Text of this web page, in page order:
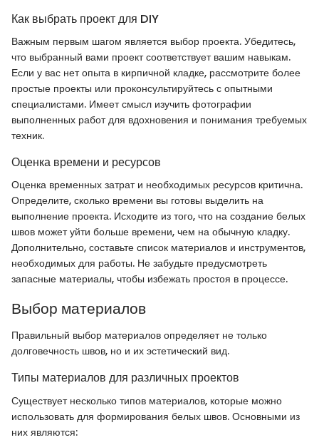
Как выбрать проект для DIY
Важным первым шагом является выбор проекта. Убедитесь,
что выбранный вами проект соответствует вашим навыкам.
Если у вас нет опыта в кирпичной кладке, рассмотрите более
простые проекты или проконсультируйтесь с опытными
специалистами. Имеет смысл изучить фотографии
выполненных работ для вдохновения и понимания требуемых
техник.
Оценка времени и ресурсов
Оценка временных затрат и необходимых ресурсов критична.
Определите, сколько времени вы готовы выделить на
выполнение проекта. Исходите из того, что на создание белых
швов может уйти больше времени, чем на обычную кладку.
Дополнительно, составьте список материалов и инструментов,
необходимых для работы. Не забудьте предусмотреть
запасные материалы, чтобы избежать простоя в процессе.
Выбор материалов
Правильный выбор материалов определяет не только
долговечность швов, но и их эстетический вид.
Типы материалов для различных проектов
Существует несколько типов материалов, которые можно
использовать для формирования белых швов. Основными из
них являются: